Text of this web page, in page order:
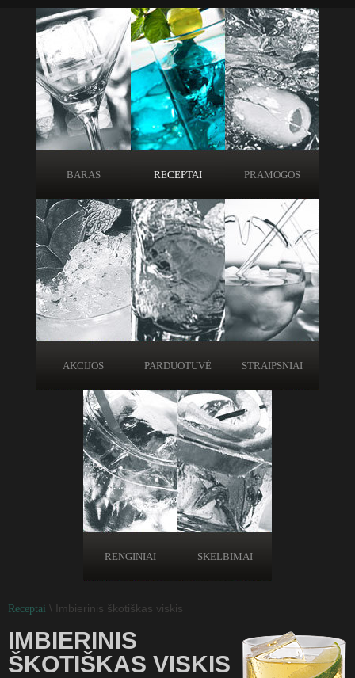
BARAS RECEPTAI PRAMOGOS
AKCIJOS PARDUOTUVĖ STRAIPSNIAI
RENGINIAI SKELBIMAI
Receptai \ Imbierinis škotiškas viskis
IMBIERINIS
ŠKOTIŠKAS VISKIS